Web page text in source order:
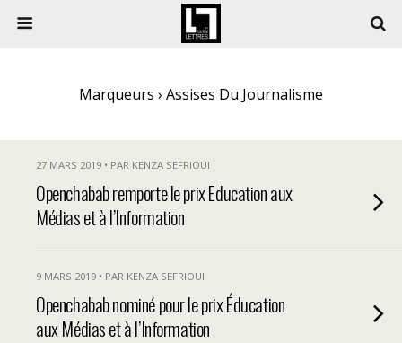
Marqueurs › Assises Du Journalisme
27 MARS 2019 • PAR KENZA SEFRIOUI
Openchabab remporte le prix Education aux
Médias et à l’Information
9 MARS 2019 • PAR KENZA SEFRIOUI
Openchabab nominé pour le prix Éducation
aux Médias et à l’Information